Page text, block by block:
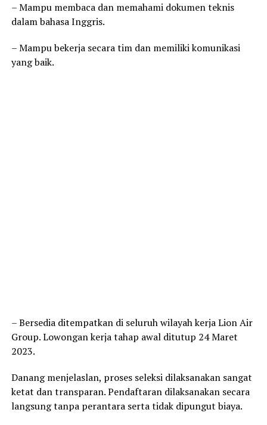
– Mampu membaca dan memahami dokumen teknis
dalam bahasa Inggris.
– Mampu bekerja secara tim dan memiliki komunikasi
yang baik.
– Bersedia ditempatkan di seluruh wilayah kerja Lion Air
Group. Lowongan kerja tahap awal ditutup 24 Maret
2023.
Danang menjelaslan, proses seleksi dilaksanakan sangat
ketat dan transparan. Pendaftaran dilaksanakan secara
langsung tanpa perantara serta tidak dipungut biaya.